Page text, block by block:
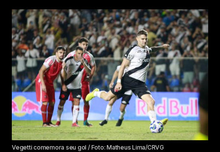
Vegetti comemora seu gol / Foto: Matheus Lima/CRVG